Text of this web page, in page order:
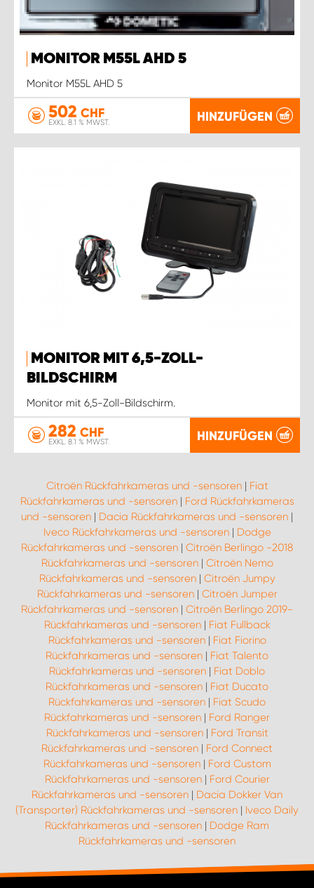
MONITOR M55L AHD 5
Monitor M55L AHD 5
502 CHF
EXKL. 8.1 % MWST. HINZUFÜGEN
MONITOR MIT 6,5-ZOLL-
BILDSCHIRM
Monitor mit 6,5-Zoll-Bildschirm.
282 CHF
EXKL. 8.1 % MWST. HINZUFÜGEN
Citroën Rückfahrkameras und -sensoren| Fiat
Rückfahrkameras und -sensoren| Ford Rückfahrkameras
und -sensoren | Dacia Rückfahrkameras und -sensoren |
Iveco Rückfahrkameras und -sensoren| Dodge
Rückfahrkameras und -sensoren | Citroën Berlingo -2018
Rückfahrkameras und -sensoren| Citroën Nemo
Rückfahrkameras und -sensoren| Citroën Jumpy
Rückfahrkameras und -sensoren| Citroën Jumper
Rückfahrkameras und -sensoren | Citroën Berlingo 2019-
Rückfahrkameras und -sensoren| Fiat Fullback
Rückfahrkameras und -sensoren| Fiat Fiorino
Rückfahrkameras und -sensoren | Fiat Talento
Rückfahrkameras und -sensoren | Fiat Doblo
Rückfahrkameras und -sensoren | Fiat Ducato
Rückfahrkameras und -sensoren | Fiat Scudo
Rückfahrkameras und -sensoren | Ford Ranger
Rückfahrkameras und -sensoren| Ford Transit
Rückfahrkameras und -sensoren | Ford Connect
Rückfahrkameras und -sensoren| Ford Custom
Rückfahrkameras und -sensoren| Ford Courier
Rückfahrkameras und -sensoren | Dacia Dokker Van
(Transporter) Rückfahrkameras und -sensoren | Iveco Daily
Rückfahrkameras und -sensoren | Dodge Ram
Rückfahrkameras und -sensoren